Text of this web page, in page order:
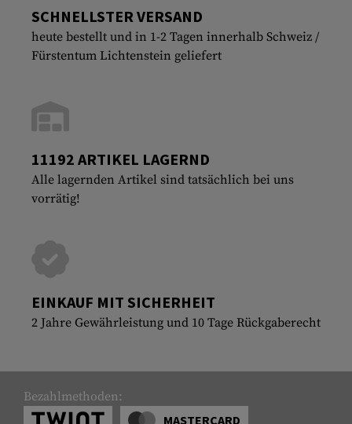
SCHNELLSTER VERSAND
heute bestellt und in 1-2 Tagen innerhalb Schweiz /
Fürstentum Lichtenstein geliefert
11192 ARTIKEL LAGERND
Alle lagernden Artikel sind tatsächlich bei uns
vorrätig!
EINKAUF MIT SICHERHEIT
2 Jahre Gewährleistung und 10 Tage Rückgaberecht
Bezahlmethoden:
MASTERCARD